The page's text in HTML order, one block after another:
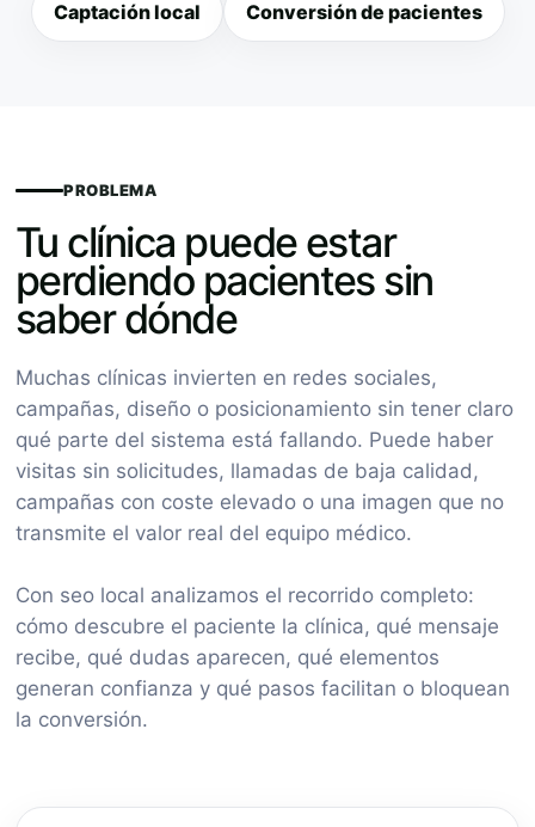
Captación local Conversión de pacientes
PROBLEMA
Tu clínica puede estar
perdiendo pacientes sin
saber dónde
Muchas clínicas invierten en redes sociales,
campañas, diseño o posicionamiento sin tener claro
qué parte del sistema está fallando. Puede haber
visitas sin solicitudes, llamadas de baja calidad,
campañas con coste elevado o una imagen que no
transmite el valor real del equipo médico.
Con seo local analizamos el recorrido completo:
cómo descubre el paciente la clínica, qué mensaje
recibe, qué dudas aparecen, qué elementos
generan confianza y qué pasos facilitan o bloquean
la conversión.